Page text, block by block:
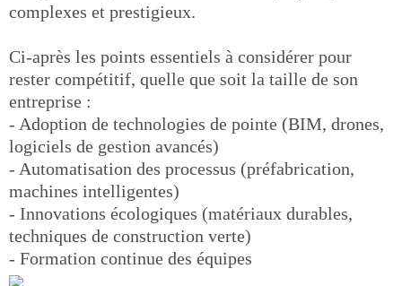
complexes et prestigieux.
Ci-après les points essentiels à considérer pour
rester compétitif, quelle que soit la taille de son
entreprise :
- Adoption de technologies de pointe (BIM, drones,
logiciels de gestion avancés)
- Automatisation des processus (préfabrication,
machines intelligentes)
- Innovations écologiques (matériaux durables,
techniques de construction verte)
- Formation continue des équipes